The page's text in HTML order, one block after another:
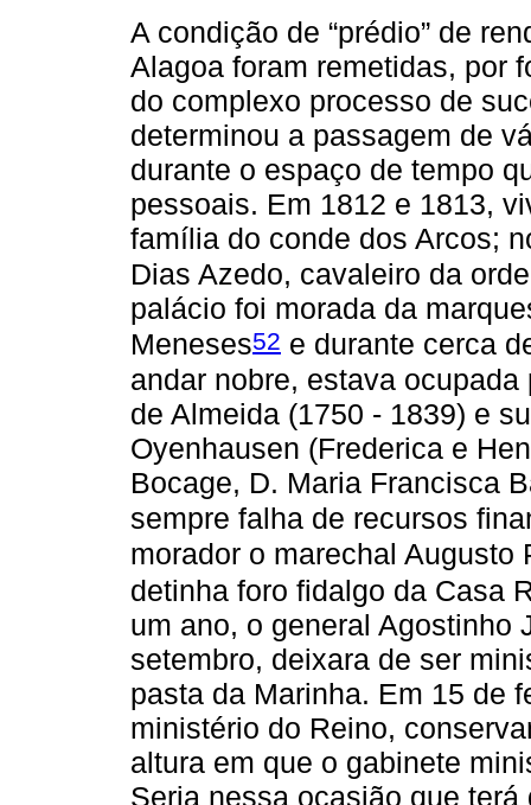
A condição de “prédio” de
Alagoa foram remetidas, por
do complexo processo de
determinou a passagem de
durante o espaço de tempo
pessoais. Em 1812 e 1813,
família do conde dos Arcos;
Dias Azedo, cavaleiro da
palácio foi morada da
Meneses52 e durante cerca
andar nobre, estava
de Almeida (1750 - 1839) e
Oyenhausen (Frederica e
Bocage, D. Maria Francisca
sempre falha de recursos
morador o marechal Augusto
detinha foro fidalgo da Casa
um ano, o general Agostinho
setembro, deixara de ser
pasta da Marinha. Em 15 de
ministério do Reino,
altura em que o gabinete
Seria nessa ocasião que